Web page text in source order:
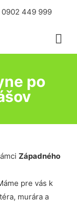
0902 449 999
po
Západného
pre vás k
murára a